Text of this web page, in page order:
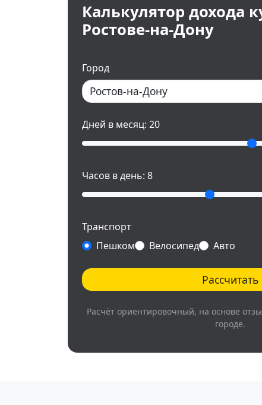
Калькулятор дохода
Ростове-на-Дону
Город
Дней в месяц: 20
Часов в день: 8
Транспорт
Пешком
Велосипед Авто
Рассчитать
Расчёт ориентировочный, на основе
городе.